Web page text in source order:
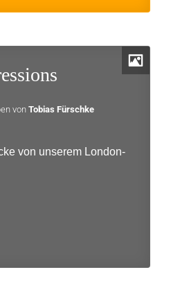
von Tobias Fürschke
von unserem London-